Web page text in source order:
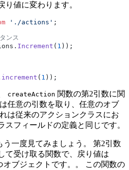
り値に変わります。
'./actions' ;
ンス
Increment ( 1 ));
increment ( 1 ));
createAction 関数の第2引数に関
任意の引数を取り、任意のオブ
は従来のアクションクラスにお
スフィールドの定義と同じです。
う一度見てみましょう。 第2引数
て受け取る関数で、戻り値は
オブジェクトです。。 この関数の